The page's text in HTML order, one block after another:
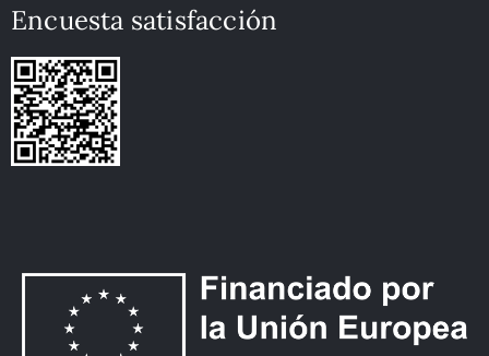
Encuesta satisfacción